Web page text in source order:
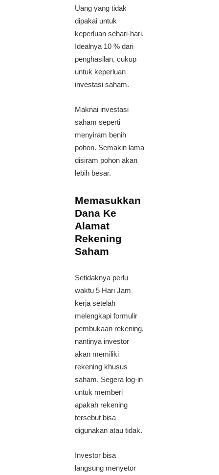
Uang yang tidak
dipakai untuk
keperluan sehari-hari.
Idealnya 10 % dari
penghasilan, cukup
untuk keperluan
investasi saham.
Maknai investasi
saham seperti
menyiram benih
pohon. Semakin lama
disiram pohon akan
lebih besar.
Memasukkan
Dana Ke
Alamat
Rekening
Saham
Setidaknya perlu
waktu 5 Hari Jam
kerja setelah
melengkapi formulir
pembukaan rekening,
nantinya investor
akan memiliki
rekening khusus
saham. Segera log-in
untuk memberi
apakah rekening
tersebut bisa
digunakan atau tidak.
Investor bisa
langsung menyetor